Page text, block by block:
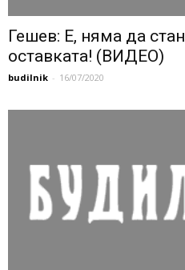
Гешев: Е, няма да
оставката! (ВИДЕО)
budilnik - 16/07/2020